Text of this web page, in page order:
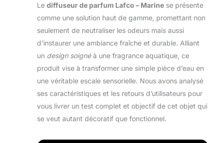
Le diffuseur de parfum Lafco – Marine se présente
comme une solution haut de gamme, promettant non
seulement de neutraliser les odeurs mais aussi
d’instaurer une ambiance fraîche et durable. Alliant
un design soignéà une fragrance aquatique, ce
produit vise à transformer une simple pièce d’eau en
une véritable escale sensorielle. Nous avons analysé
ses caractéristiques et les retours d’utilisateurs pour
vous livrer un test complet et objectif de cet objet qui
se veut autant décoratif que fonctionnel.